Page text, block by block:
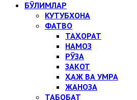
БЎЛИМЛАР
КУТУБХОНА
ФАТВО
ТАҲОРАТ
НАМОЗ
РЎЗА
ЗАКОТ
ҲАЖ ВА УМРА
ЖАНОЗА
ТАБОБАТ